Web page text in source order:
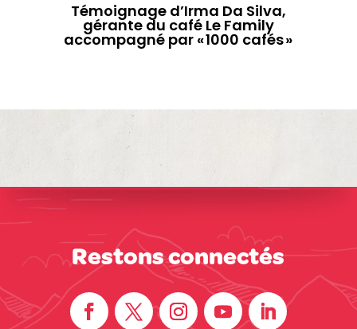
Témoignage d’Irma Da Silva,
gérante du café Le Family
accompagné par « 1000 cafés »
Restons connectés